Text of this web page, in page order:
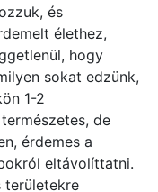
és
élethez,
hogy
sokat edzünk,
1-2
de
érdemes a
eltávolíttatni.
területekre